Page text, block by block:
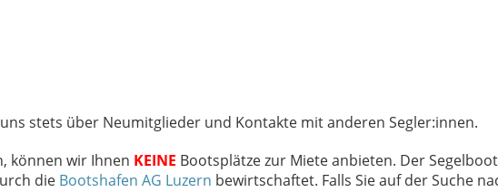
stets über Neumitglieder und Kontakte mit anderen Segler:innen.
können wir Ihnen KEINE Bootsplätze zur Miete anbieten. Der
die Bootshafen AG Luzern bewirtschaftet. Falls Sie auf der Suche